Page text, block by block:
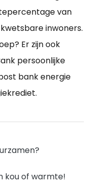
van
inwoners.
Er zijn ook
persoonlijke
bank energie
kou of warmte!